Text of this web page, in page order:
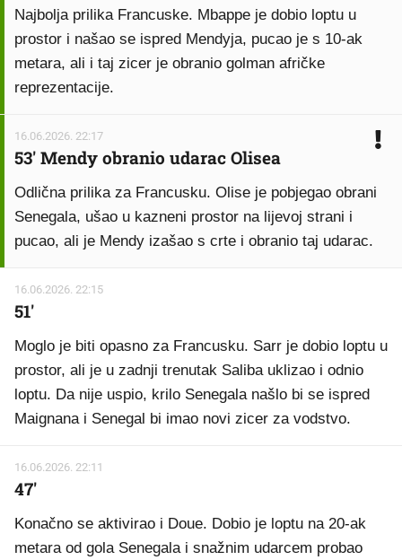
Najbolja prilika Francuske. Mbappe je dobio loptu u
prostor i našao se ispred Mendyja, pucao je s 10-ak
metara, ali i taj zicer je obranio golman afričke
reprezentacije.
16.06.2026. 22:17
53' Mendy obranio udarac Olisea
Odlična prilika za Francusku. Olise je pobjegao obrani
Senegala, ušao u kazneni prostor na lijevoj strani i
pucao, ali je Mendy izašao s crte i obranio taj udarac.
16.06.2026. 22:15
51'
Moglo je biti opasno za Francusku. Sarr je dobio loptu u
prostor, ali je u zadnji trenutak Saliba uklizao i odnio
loptu. Da nije uspio, krilo Senegala našlo bi se ispred
Maignana i Senegal bi imao novi zicer za vodstvo.
16.06.2026. 22:11
47'
Konačno se aktivirao i Doue. Dobio je loptu na 20-ak
metara od gola Senegala i snažnim udarcem probao